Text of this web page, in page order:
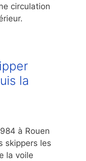
circulation
la
à Rouen
skippers les
la voile